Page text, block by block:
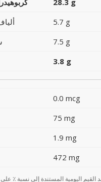
28.3 g
5.7 g
7.5 g
3.8 g
0.0 mcg
75 mg
1.9 mg
472 mg